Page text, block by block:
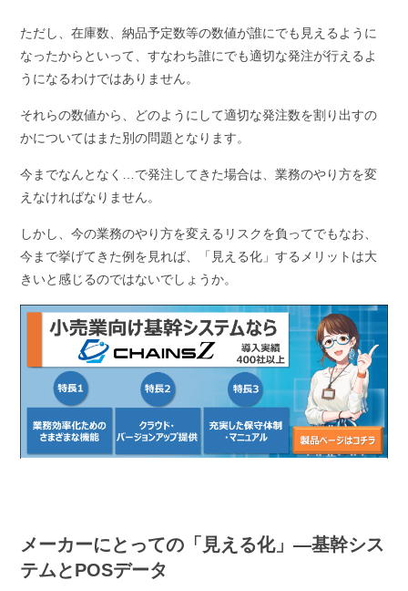
ただし、在庫数、納品予定数等の数値が誰にでも見えるように
なったからといって、すなわち誰にでも適切な発注が行えるよ
うになるわけではありません。
それらの数値から、どのようにして適切な発注数を割り出すの
かについてはまた別の問題となります。
今までなんとなく…で発注してきた場合は、業務のやり方を変
えなければなりません。
しかし、今の業務のやり方を変えるリスクを負ってでもなお、
今まで挙げてきた例を見れば、「見える化」するメリットは大
きいと感じるのではないでしょうか。
メーカーにとっての「見える化」―基幹シス
テムとPOSデータ